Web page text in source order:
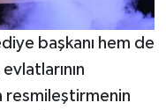
başkanı hem de
resmileştirmenin